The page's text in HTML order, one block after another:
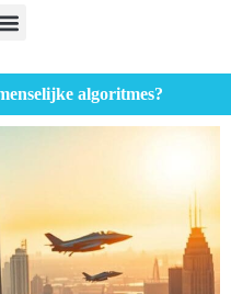
algoritmes?